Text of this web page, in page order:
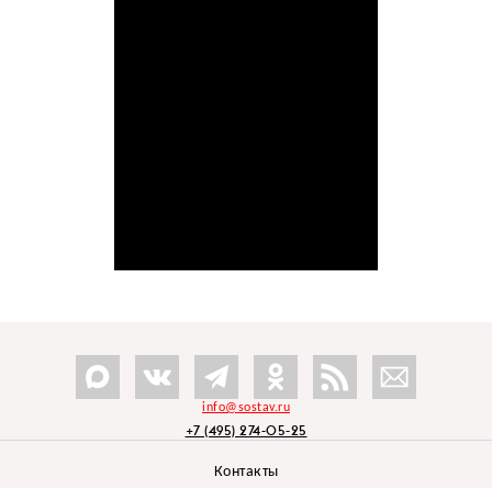
info@sostav.ru
+7 (495) 274-05-25
Контакты